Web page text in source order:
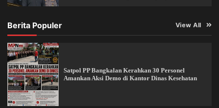
Berita Populer View All
Satpol PP Bangkalan Kerahkan 30 Personel
Amankan Aksi Demo di Kantor Dinas Kesehatan